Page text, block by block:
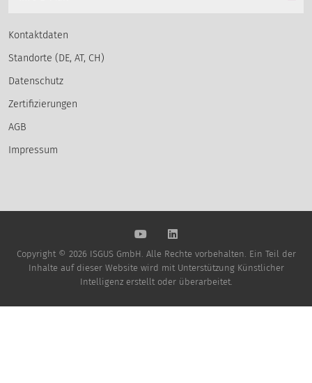
Kontaktdaten
Standorte (DE, AT, CH)
Datenschutz
Zertifizierungen
AGB
Impressum
Copyright © 2026 ISGUS GmbH. Alle Rechte vorbehalten. Ein Teil der
Inhalte auf dieser Website wird mit Unterstützung Künstlicher
Intelligenz erstellt oder überarbeitet.